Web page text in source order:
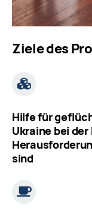
Ziele des
Hilfe für
Ukraine bei
sind